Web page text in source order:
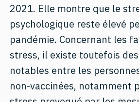
2021. Elle montre que le
psychologique reste élevé
pandémie. Concernant les
stress, il existe toutefois
notables entre les
non-vaccinées, notamment